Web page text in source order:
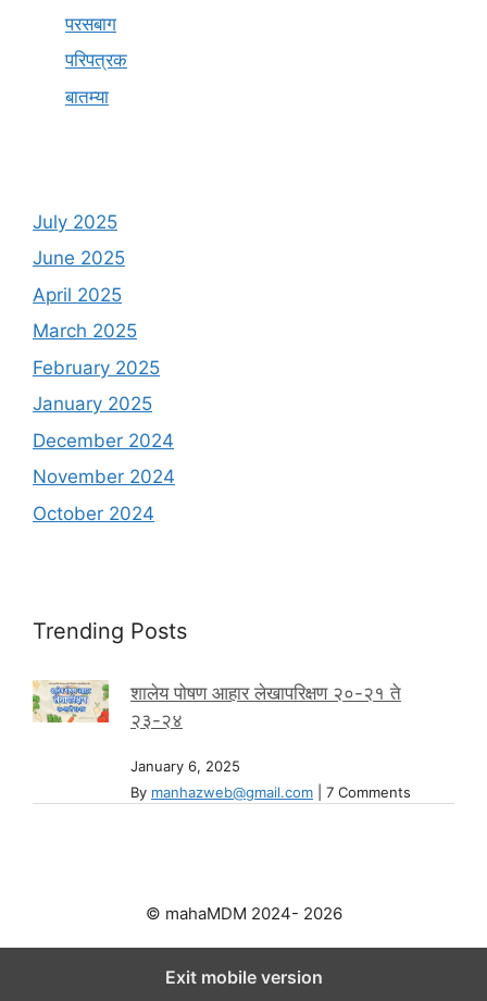
परसबाग
परिपत्रक
बातम्या
July 2025
June 2025
April 2025
March 2025
February 2025
January 2025
December 2024
November 2024
October 2024
Trending Posts
शालेय पोषण आहार लेखापरिक्षण २०-२१ ते
२३-२४
January 6, 2025
By manhazweb@gmail.com 7 Comments
© mahaMDM 2024- 2026
Exit mobile version